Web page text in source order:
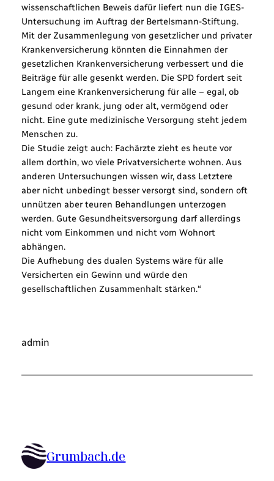
wissenschaftlichen Beweis dafür liefert nun die IGES-
Untersuchung im Auftrag der Bertelsmann-Stiftung.
Mit der Zusammenlegung von gesetzlicher und privater
Krankenversicherung könnten die Einnahmen der
gesetzlichen Krankenversicherung verbessert und die
Beiträge für alle gesenkt werden. Die SPD fordert seit
Langem eine Krankenversicherung für alle – egal, ob
gesund oder krank, jung oder alt, vermögend oder
nicht. Eine gute medizinische Versorgung steht jedem
Menschen zu.
Die Studie zeigt auch: Fachärzte zieht es heute vor
allem dorthin, wo viele Privatversicherte wohnen. Aus
anderen Untersuchungen wissen wir, dass Letztere
aber nicht unbedingt besser versorgt sind, sondern oft
unnützen aber teuren Behandlungen unterzogen
werden. Gute Gesundheitsversorgung darf allerdings
nicht vom Einkommen und nicht vom Wohnort
abhängen.
Die Aufhebung des dualen Systems wäre für alle
Versicherten ein Gewinn und würde den
gesellschaftlichen Zusammenhalt stärken.“
admin
Grumbach.de